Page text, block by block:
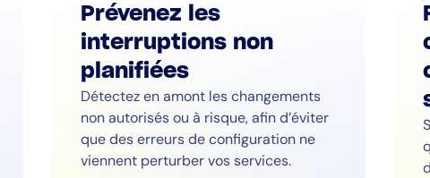
Prévenez les
interruptions non
planifiées
Détectez en amont les changements
non autorisés ou à risque, afin d’éviter
que des erreurs de configuration ne
viennent perturber vos services.